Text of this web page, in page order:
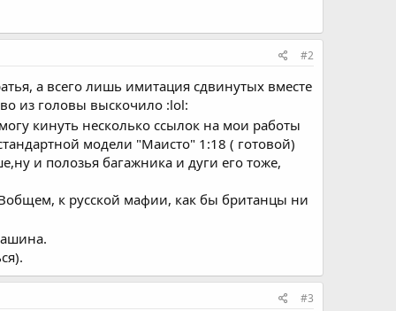
#2
а всего лишь имитация сдвинутых вместе
из головы выскочило :lol:
кинуть несколько ссылок на мои работы
модели "Маисто" 1:18 ( готовой)
и полозья багажника и дуги его тоже,
к русской мафии, как бы британцы ни
#3